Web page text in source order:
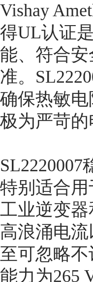
Vishay
得UL认证
能、符合
准。
确保热敏
极为严苛
特别适合
工业逆变
高浪涌电
至可忽略
能力为265